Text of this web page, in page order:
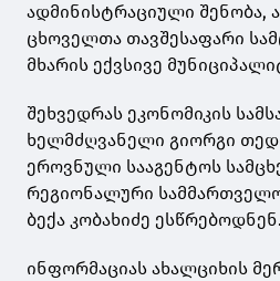
ადმინისტრაციული შენობა,
ცხოველთა თავშესაფარი
მხარის ექვსივე
შეხვედრას ეკონომიკის
ხელმძღვანელი გიორგი
ეროვნული სააგენტოს
რეგიონალური
ბექა კობახიძე ესწრებოდნენ.
ინფორმაციას ახალციხის